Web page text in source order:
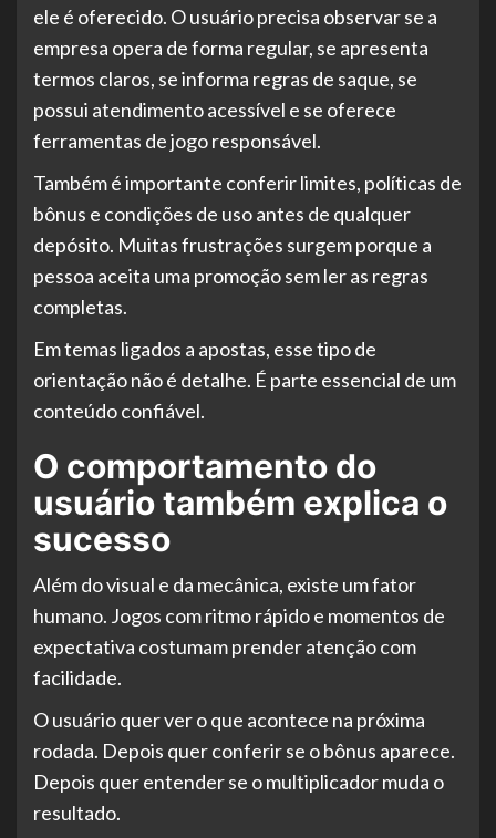
ele é oferecido. O usuário precisa observar se a
empresa opera de forma regular, se apresenta
termos claros, se informa regras de saque, se
possui atendimento acessível e se oferece
ferramentas de jogo responsável.
Também é importante conferir limites, políticas de
bônus e condições de uso antes de qualquer
depósito. Muitas frustrações surgem porque a
pessoa aceita uma promoção sem ler as regras
completas.
Em temas ligados a apostas, esse tipo de
orientação não é detalhe. É parte essencial de um
conteúdo confiável.
O comportamento do
usuário também explica o
sucesso
Além do visual e da mecânica, existe um fator
humano. Jogos com ritmo rápido e momentos de
expectativa costumam prender atenção com
facilidade.
O usuário quer ver o que acontece na próxima
rodada. Depois quer conferir se o bônus aparece.
Depois quer entender se o multiplicador muda o
resultado.